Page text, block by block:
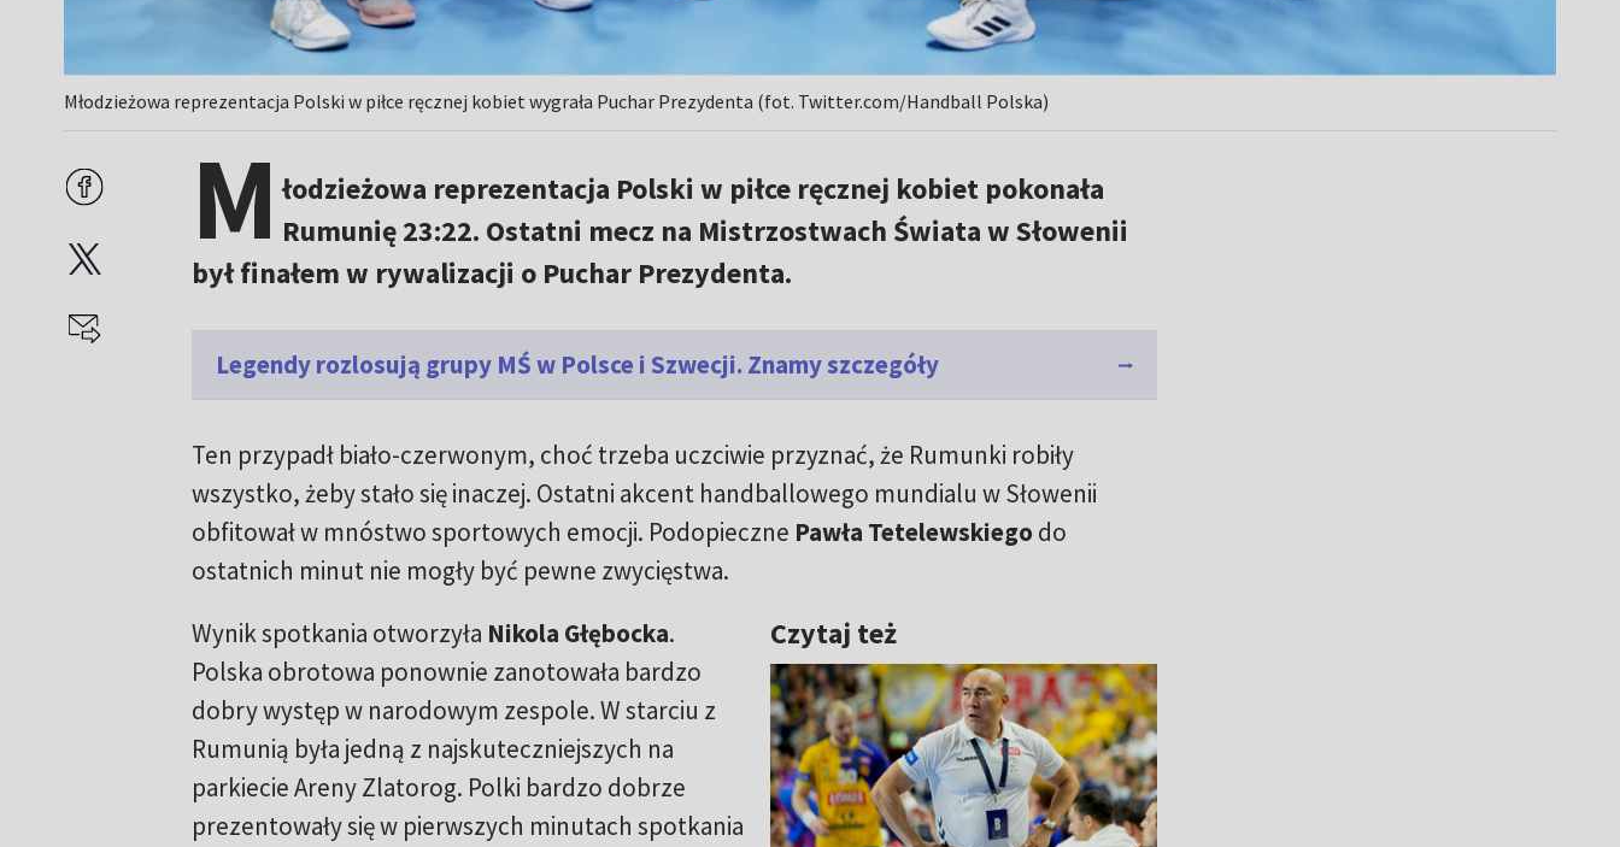
Młodzieżowa reprezentacja Polski w piłce ręcznej kobiet wygrała Puchar Prezydenta (fot. Twitter.com/Handball Polska)
M łodzieżowa reprezentacja Polski w piłce ręcznej kobiet pokonała
Rumunię 23:22. Ostatni mecz na Mistrzostwach Świata w Słowenii
był finałem w rywalizacji o Puchar Prezydenta.
Legendy rozlosują grupy MŚ w Polsce i Szwecji. Znamy szczegóły
Ten przypadł biało-czerwonym, choć trzeba uczciwie przyznać, że Rumunki robiły
wszystko, żeby stało się inaczej. Ostatni akcent handballowego mundialu w Słowenii
obfitował w mnóstwo sportowych emocji. Podopieczne Pawła Tetelewskiego do
ostatnich minut nie mogły być pewne zwycięstwa.
Czytaj też
Wynik spotkania otworzyła Nikola Głębocka.
Polska obrotowa ponownie zanotowała bardzo
dobry występ w narodowym zespole. W starciu z
Rumunią była jedną z najskuteczniejszych na
parkiecie Areny Zlatorog. Polki bardzo dobrze
prezentowały się w pierwszych minutach spotkania